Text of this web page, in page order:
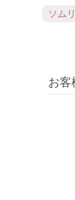
ソム
お